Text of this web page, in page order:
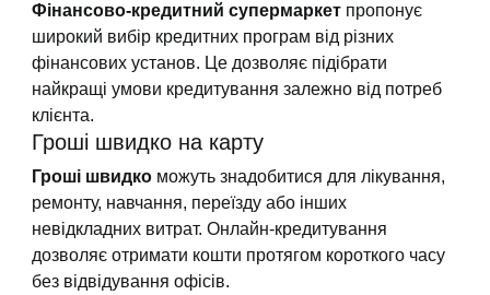
Фінансово-кредитний супермаркет пропонує
широкий вибір кредитних програм від різних
фінансових установ. Це дозволяє підібрати
найкращі умови кредитування залежно від потреб
клієнта.
Гроші швидко на карту
Гроші швидко можуть знадобитися для лікування,
ремонту, навчання, переїзду або інших
невідкладних витрат. Онлайн-кредитування
дозволяє отримати кошти протягом короткого часу
без відвідування офісів.